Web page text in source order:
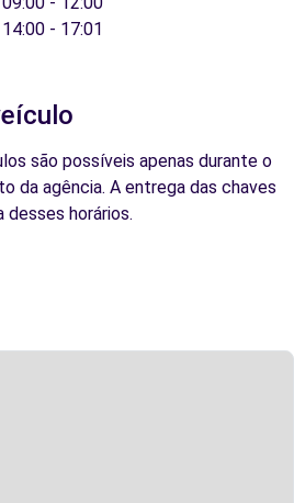
14:00 - 17:01
são possíveis apenas durante o
da agência. A entrega das chaves
horários.